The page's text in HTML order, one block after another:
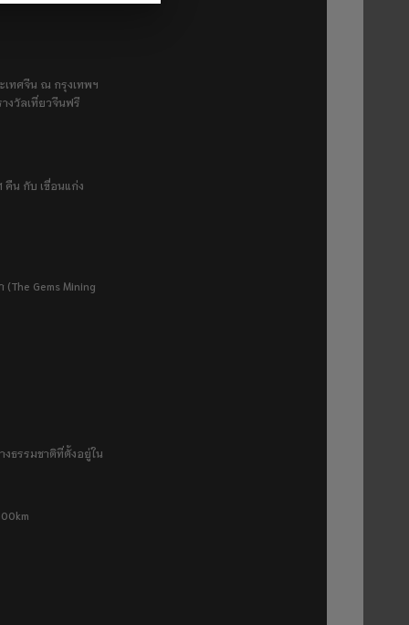
เทศจีน ณ กรุงเทพฯ
งวัลเที่ยวจีนฟรี
คืน กับ เขื่อนแก่ง
Gems Mining
งธรรมชาติที่ตั้งอยู่ใน